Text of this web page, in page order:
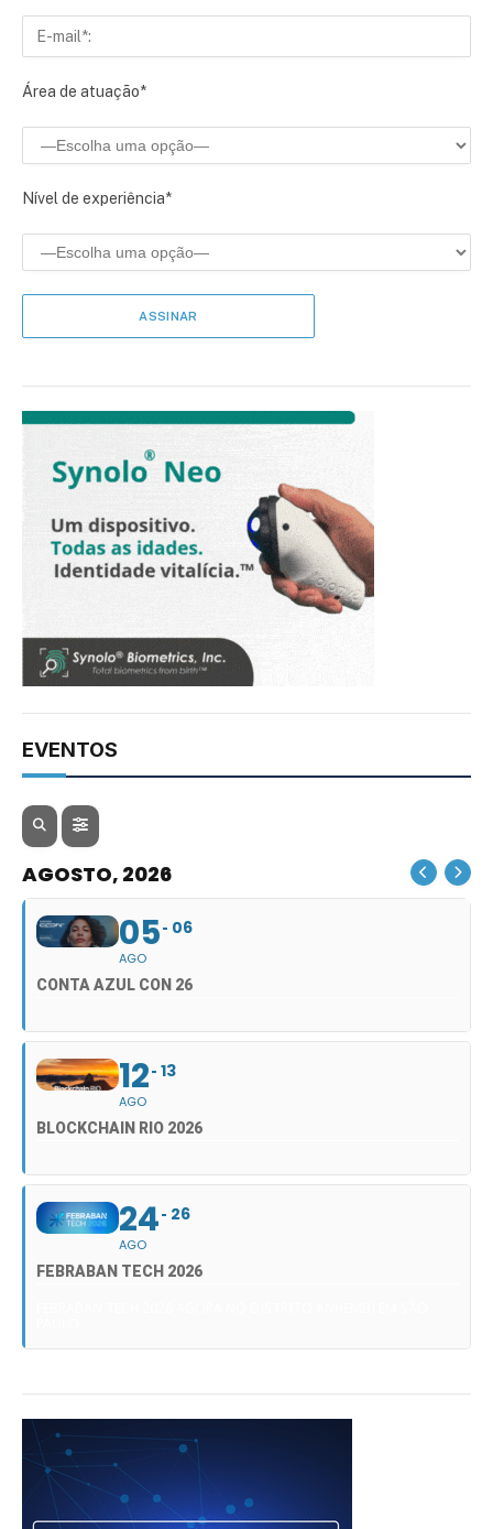
Área de atuação*
Nível de experiência*
EVENTOS
AGOSTO, 2026
05
AGO
06
CONTA AZUL CON 26
12
AGO
13
BLOCKCHAIN RIO 2026
24
AGO
26
FEBRABAN TECH 2026